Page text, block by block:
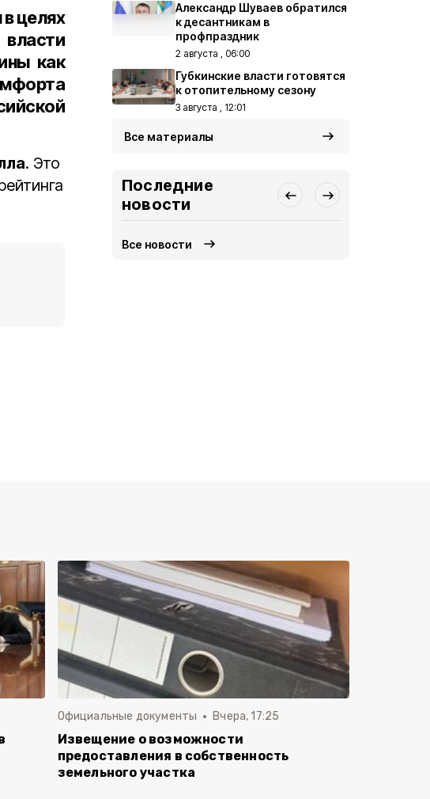
целях
как
. Это
Александр Шуваев обратился
к десантникам в
профпраздник
2 августа , 06:00
Губкинские власти готовятся
к отопительному сезону
3 августа , 12:01
Все материалы
Последние
новости
Все новости
Официальные документы Вчера, 17:25
Извещение о возможности
предоставления в собственность
земельного участка